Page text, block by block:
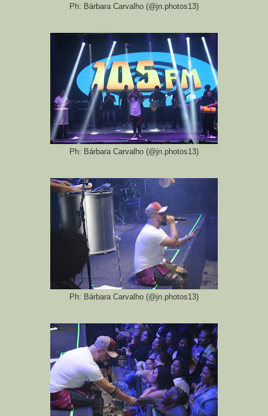
Ph: Bárbara Carvalho (@jn.photos13)
Ph: Bárbara Carvalho (@jn.photos13)
Ph: Bárbara Carvalho (@jn.photos13)